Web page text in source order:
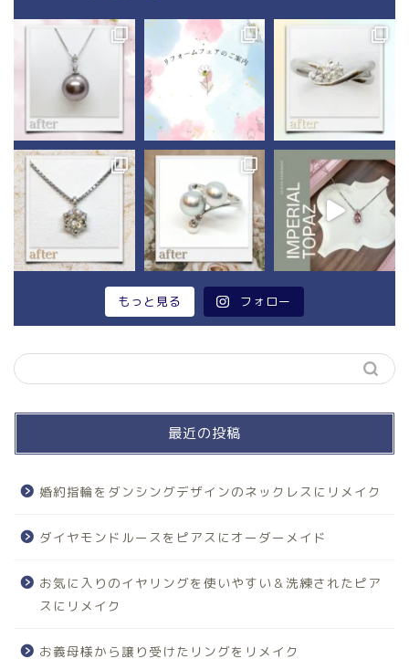
もっと見る フォロー
最近の投稿
婚約指輪をダンシングデザインのネックレスにリメイク
ダイヤモンドルースをピアスにオーダーメイド
お気に入りのイヤリングを使いやすい＆洗練されたピア
スにリメイク
お義母様から譲り受けたリングをリメイク